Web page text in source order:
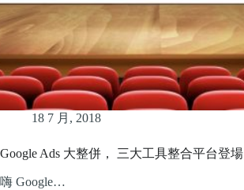
18 7 月, 2018
Google Ads 大整併， 三大工具整合平台登場
嗨 Google…